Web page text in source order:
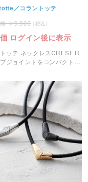
／コラントッテ
9,900
ログイン後に表示
ッテ ネックレスCREST R
ジョイントをコンパクト化